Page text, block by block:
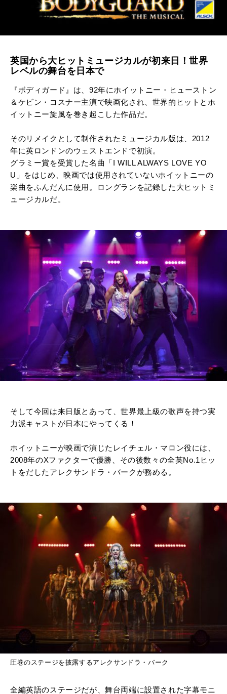
英国から大ヒットミュージカルが初来日！世界
レベルの舞台を日本で
『ボディガード』は、92年にホイットニー・ヒューストン
＆ケビン・コスナー主演で映画化され、世界的ヒットとホ
イットニー旋風を巻き起こした作品だ。
そのリメイクとして制作されたミュージカル版は、 2012
年に英ロンドンのウェストエンドで初演。
グラミー賞を受賞した名曲「I WILL ALWAYS LOVE YO
U」をはじめ、映画では使用されていないホイットニーの
楽曲をふんだんに使用。ロングランを記録した大ヒットミ
ュージカルだ。
そして今回は来日版とあって、世界最上級の歌声を持つ実
力派キャストが日本にやってくる！
ホイットニーが映画で演じたレイチェル・マロン役には、
2008年のXファクターで優勝、その後数々の全英No.1ヒッ
トをだしたアレクサンドラ・バークが務める。
圧巻のステージを披露するアレクサンドラ・バーク
全編英語のステージだが、舞台両端に設置された字幕モニ